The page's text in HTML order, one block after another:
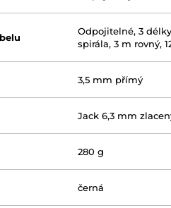
Odpojitelné, 3
spirála, 3 m rovný,
3,5 mm přímý
Jack 6,3 mm
280 g
černá